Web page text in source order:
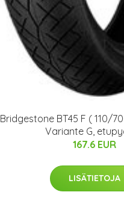
Bridgestone BT45 F ( 110/
Variante G,
167.6 EUR
LISÄTIETOJA